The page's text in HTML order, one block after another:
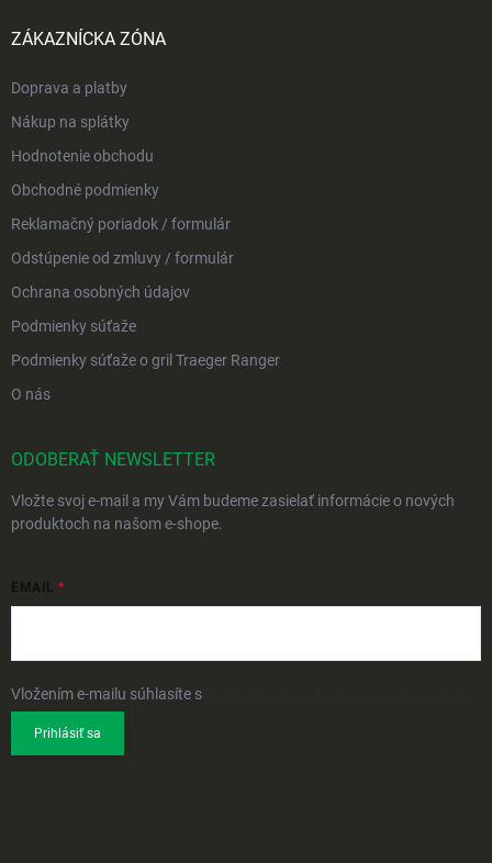
ZÁKAZNÍCKA ZÓNA
Doprava a platby
Nákup na splátky
Hodnotenie obchodu
Obchodné podmienky
Reklamačný poriadok / formulár
Odstúpenie od zmluvy / formulár
Ochrana osobných údajov
Podmienky súťaže
Podmienky súťaže o gril Traeger Ranger
O nás
ODOBERAŤ NEWSLETTER
Vložte svoj e-mail a my Vám budeme zasielať informácie o nových
produktoch na našom e-shope.
EMAIL
Vložením e-mailu súhlasíte s
Prihlásiť sa